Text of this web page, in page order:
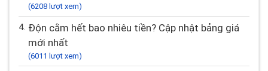
(6208 lượt xem)
4. Độn cằm hết bao nhiêu tiền? Cập nhật bảng giá
mới nhất
(6011 lượt xem)